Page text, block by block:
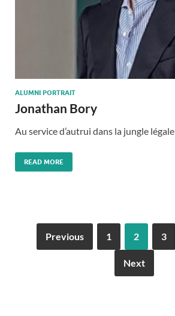
ALUMNI PORTRAIT
Jonathan Bory
Au service d’autrui dans la jungle légale
READ MORE
Previous 1 2 3
Next